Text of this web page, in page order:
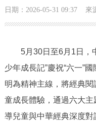
市領導
政策兌現
日期：2026-05-31 09:37 來
5月30日至6月1日，
少年成長記”慶祝“六一”
明為精神主線，將經典
童成長體驗，通過六大主
導兒童與中華經典深度對